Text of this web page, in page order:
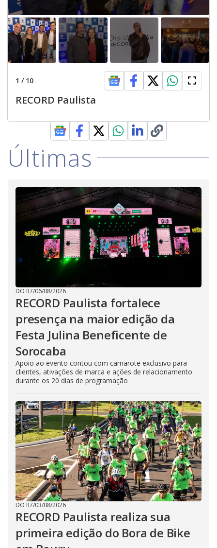
1 / 10
RECORD Paulista
Últimas
DO R7/06/08/2026
RECORD Paulista fortalece
presença na maior edição da
Festa Julina Beneficente de
Sorocaba
Apoio ao evento contou com camarote exclusivo para
clientes, ativações de marca e ações de relacionamento
durante os 20 dias de programação
DO R7/03/08/2026
RECORD Paulista realiza sua
primeira edição do Bora de Bike